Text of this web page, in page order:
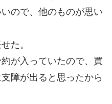
ので、他のものが思い
た。
が入っていたので、買
障が出ると思ったから